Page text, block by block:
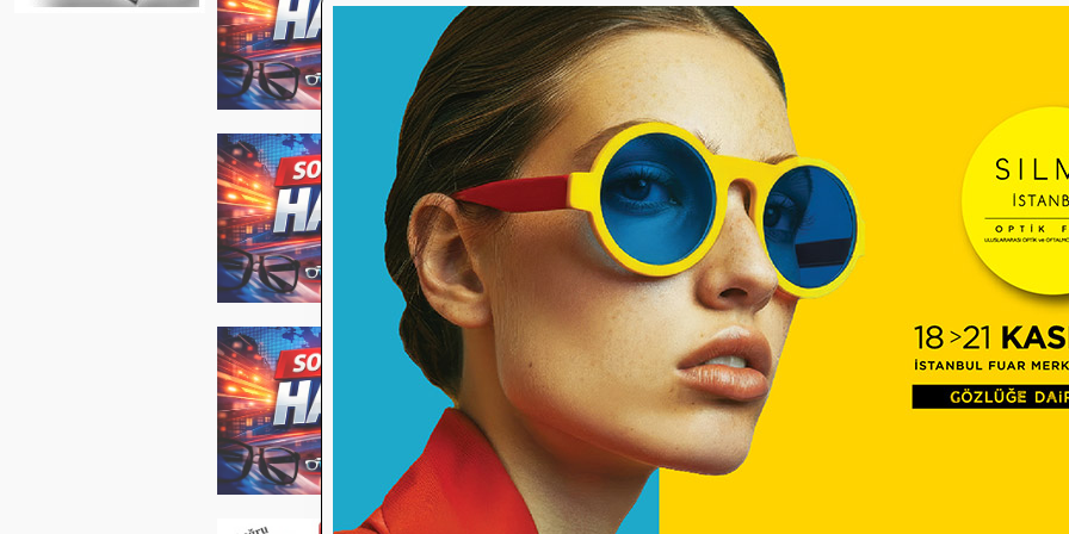
çığrından çıktı!
TİTUBB ‘tan “Gözlükte
Reklam” haberimize cevap
YASALAR ÖNÜNDE HERKES
EŞİTTİR, AMA BAZILARI “DAHA
EŞİTTİR”